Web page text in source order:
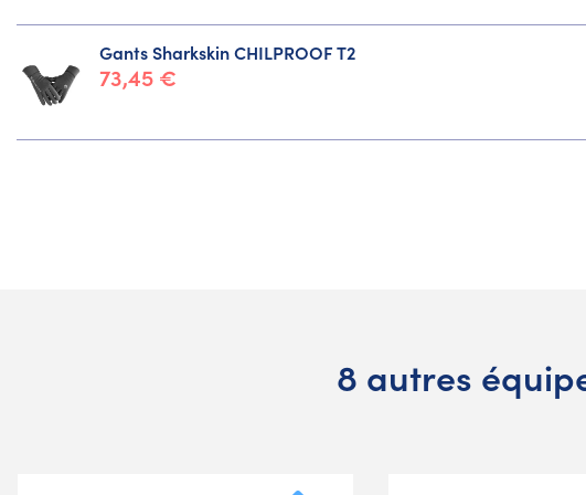
Gants Sharkskin CHILPROOF T2
73,45 €
8 autres